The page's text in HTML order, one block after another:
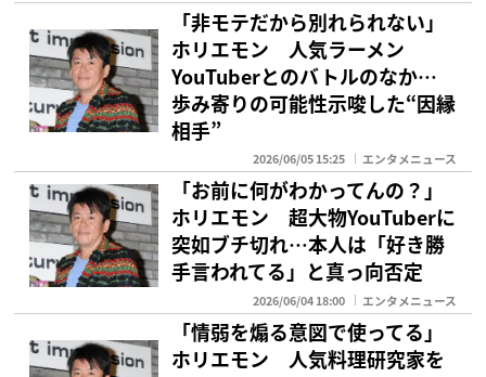
「非モテだから別れられない」
ホリエモン 人気ラーメン
YouTuberとのバトルのなか…
歩み寄りの可能性示唆した“因縁
相手”
2026/06/05 15:25 エンタメニュース
「お前に何がわかってんの？」
ホリエモン 超大物YouTuberに
突如ブチ切れ…本人は「好き勝
手言われてる」と真っ向否定
2026/06/04 18:00 エンタメニュース
「情弱を煽る意図で使ってる」
ホリエモン 人気料理研究家を